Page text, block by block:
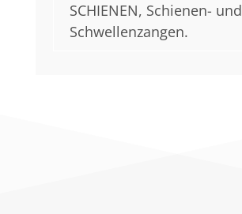
SCHIENEN, Schienen- und
Schwellenzangen.